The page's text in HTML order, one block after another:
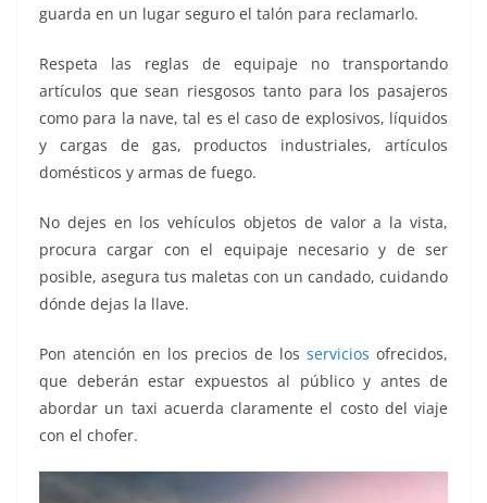
guarda en un lugar seguro el talón para reclamarlo.
Respeta las reglas de equipaje no transportando
artículos que sean riesgosos tanto para los pasajeros
como para la nave, tal es el caso de explosivos, líquidos
y cargas de gas, productos industriales, artículos
domésticos y armas de fuego.
No dejes en los vehículos objetos de valor a la vista,
procura cargar con el equipaje necesario y de ser
posible, asegura tus maletas con un candado, cuidando
dónde dejas la llave.
Pon atención en los precios de los servicios ofrecidos,
que deberán estar expuestos al público y antes de
abordar un taxi acuerda claramente el costo del viaje
con el chofer.